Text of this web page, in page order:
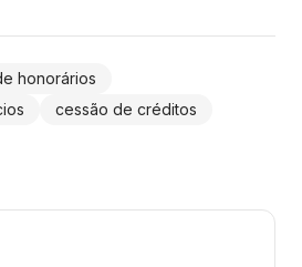
honorários
cessão de créditos